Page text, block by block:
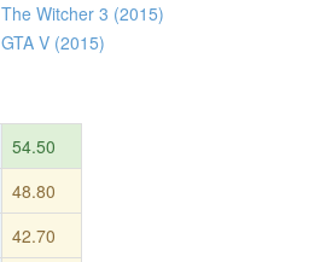
The Witcher 3 (2015)
GTA V (2015)
54.50
48.80
42.70